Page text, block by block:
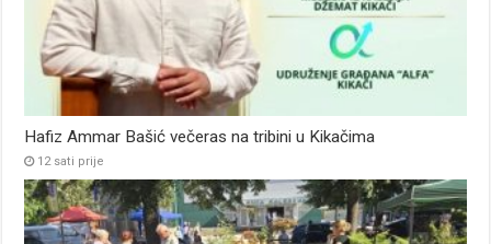
Hafiz Ammar Bašić večeras na tribini u Kikačima
12 sati prije